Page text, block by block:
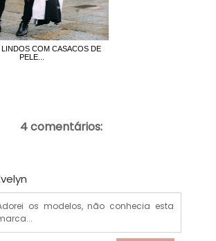
COM CASACOS DE
PELE...
4 comentários:
os modelos, não conhecia esta